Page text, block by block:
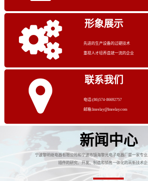
形象展示
先进的生产设备的过硬技术
重视人才培养造就一流的企业
联系我们
电话:(86)574-86692757
邮箱:lmrelay@lmrelay.com
新闻中心
宁波黎明继电器有限公司和宁波市镇海黎光电子电器厂是一家专
插件的研究、开发、制造和销售一体化的高新技术